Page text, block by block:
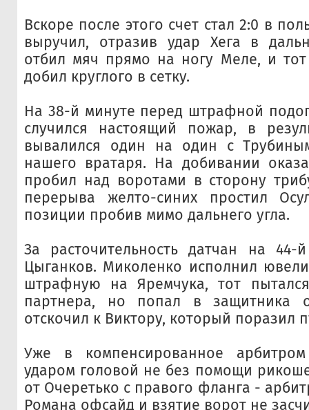
Вскоре после этого счет стал 2:0 в
выручил, отразив удар Хега в
отбил мяч прямо на ногу Меле, и тот
добил круглого в сетку.
На 38-й минуте перед штрафной
случился настоящий пожар, в
вывалился один на один с
нашего вратаря. На добивании
пробил над воротами в сторону
перерыва желто-синих простил
позиции пробив мимо дальнего угла.
За расточительность датчан на 44-
Цыганков. Миколенко исполнил
штрафную на Яремчука, тот
партнера, но попал в защитника
отскочил к Виктору, который поразил
Уже в компенсированное
ударом головой не без помощи
от Очеретько с правого фланга -
Романа офсайд и взятие ворот не